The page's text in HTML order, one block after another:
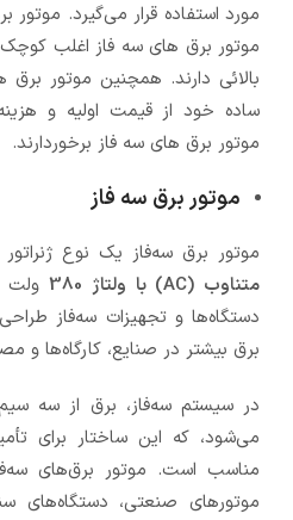
مورد استفاده قرار می‌گیرد.
موتور برق های سه فاز اغلب
بالائی دارند. همچنین موتور
ساده خود از قیمت اولیه و
موتور برق های سه فاز برخوردارند.
موتور برق سه فاز
موتور برق سه‌فاز یک نوع
متناوب (AC) با ولتاژ 380
ولت
دستگاه‌ها و تجهیزات سه‌فاز
برق بیشتر در صنایع، کارگاه‌ها و
در سیستم سه‌فاز، برق از سه
می‌شود، که این ساختار برای
مناسب است. موتور برق‌های
موتورهای صنعتی، دستگاه‌های